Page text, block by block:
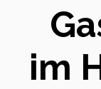
im